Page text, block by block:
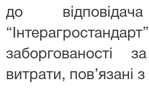
до
заборгованості
витрати, пов’язані